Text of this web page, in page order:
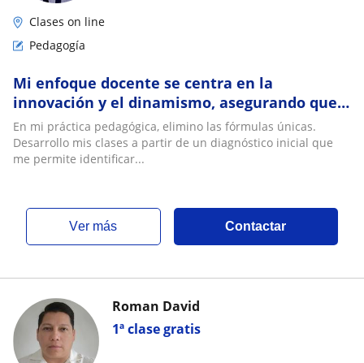
Clases on line
Pedagogía
Mi enfoque docente se centra en la
innovación y el dinamismo, asegurando que
el aprendizaje a distancia sea una
experiencia 10/10
En mi práctica pedagógica, elimino las fórmulas únicas.
Desarrollo mis clases a partir de un diagnóstico inicial que
me permite identificar...
ver más Contactar
1ª clase gratis
Roman David